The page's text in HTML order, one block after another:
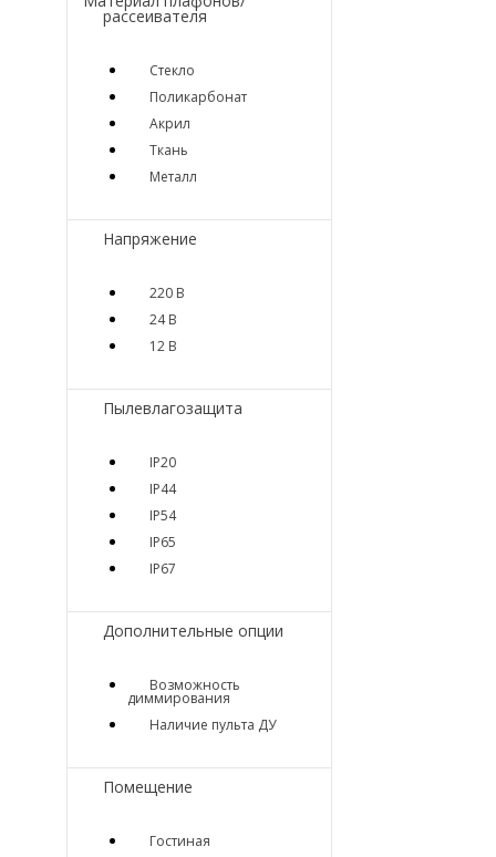
рассеивателя
Стекло
Поликарбонат
Акрил
Ткань
Металл
Напряжение
220 В
24 В
12 В
Пылевлагозащита
IP20
IP44
IP54
IP65
IP67
Дополнительные опции
Возможность
диммирования
Наличие пульта ДУ
Помещение
Гостиная